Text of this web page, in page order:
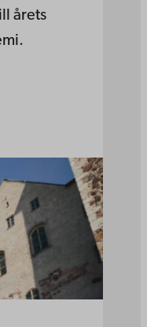
årets